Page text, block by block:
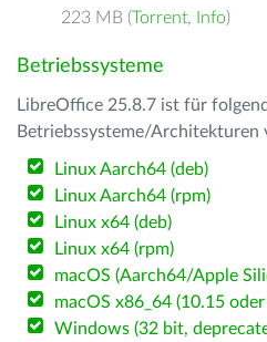
223 MB (Torrent, Info)
Betriebssysteme
LibreOffice 25.8.7 ist für
Betriebssysteme/Architekturen
Linux Aarch64 (deb)
Linux Aarch64 (rpm)
Linux x64 (deb)
Linux x64 (rpm)
macOS (Aarch64/Apple
macOS x86_64 (10.15
Windows (32 bit,